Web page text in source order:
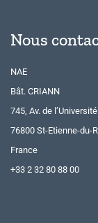
Nous
NAE
Bât. CRIANN
745, Av. de l’Université
76800 St-Etienne-du-
France
+33 2 32 80 88 00